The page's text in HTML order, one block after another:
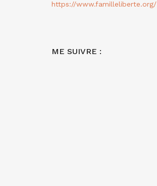
https://www.familleliberte.org/
ME SUIVRE :